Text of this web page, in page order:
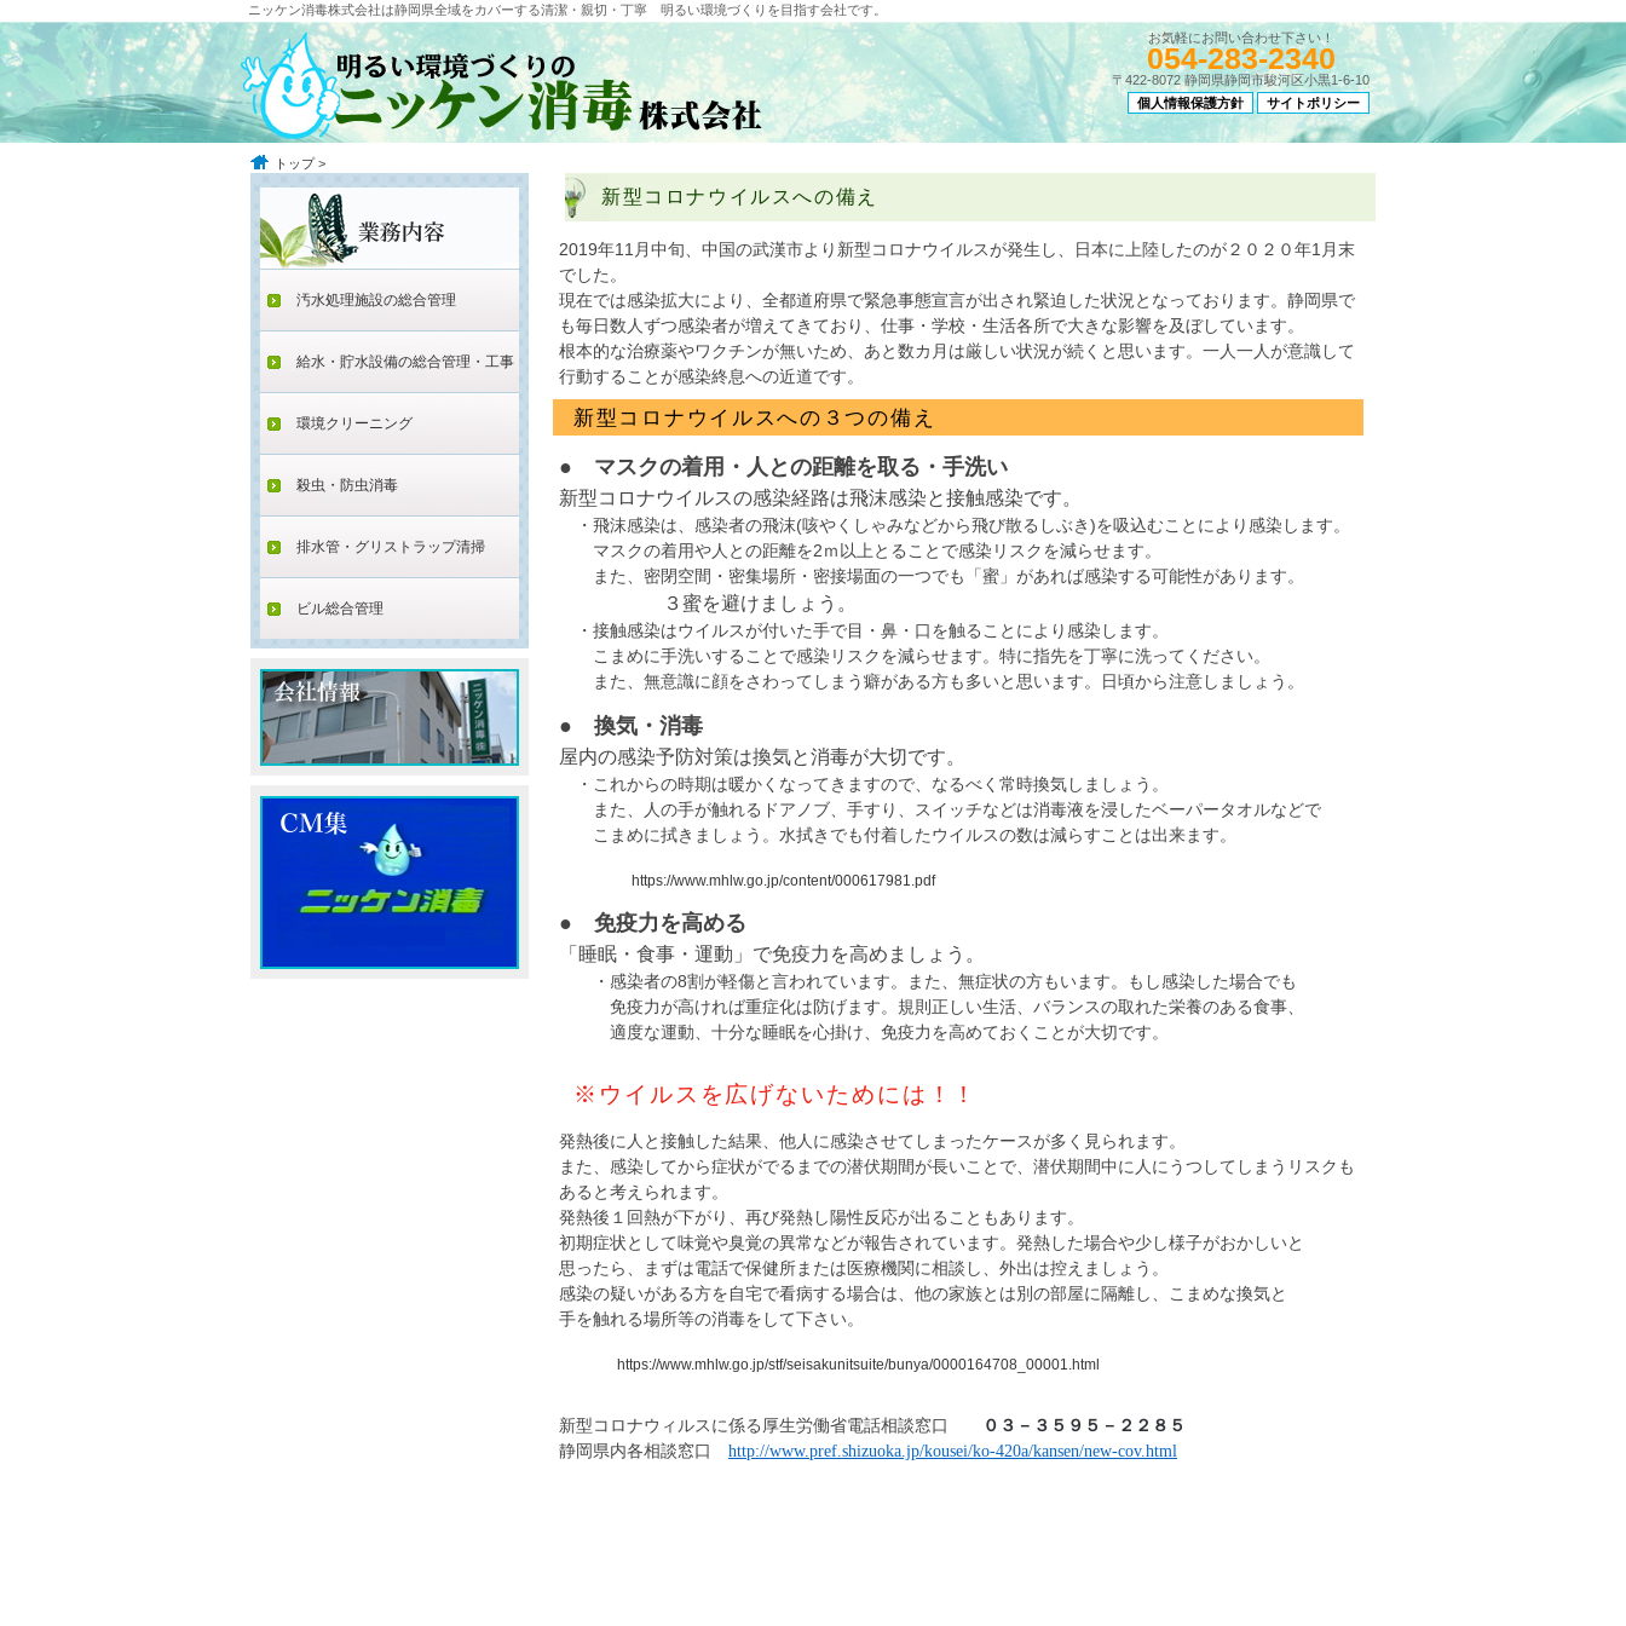
ニッケン消毒株式会社は静岡県全域をカバーする清潔・親切・丁寧 明るい環境づくりを目指す会社です。
お気軽にお問い合わせ下さい！
054-283-2340
〒422-8072 静岡県静岡市駿河区小黒1-6-10
サイトポリシー
個人情報保護方針
トップ>
新型コロナウイルスへの備え
2019年11月中旬、中国の武漢市より新型コロナウイルスが発生し、日本に上陸したのが２０２０年1月末
でした。
現在では感染拡大により、全都道府県で緊急事態宣言が出され緊迫した状況となっております。静岡県で
も毎日数人ずつ感染者が増えてきており、仕事・学校・生活各所で大きな影響を及ぼしています。
根本的な治療薬やワクチンが無いため、あと数カ月は厳しい状況が続くと思います。一人一人が意識して
行動することが感染終息への近道です。
新型コロナウイルスへの３つの備え
● マスクの着用・人との距離を取る・手洗い
新型コロナウイルスの感染経路は飛沫感染と接触感染です。
・飛沫感染は、感染者の飛沫(咳やくしゃみなどから飛び散るしぶき)を吸込むことにより感染します。
マスクの着用や人との距離を2ｍ以上とることで感染リスクを減らせます。
また、密閉空間・密集場所・密接場面の一つでも「蜜」があれば感染する可能性があります。
３蜜を避けましょう。
・接触感染はウイルスが付いた手で目・鼻・口を触ることにより感染します。
こまめに手洗いすることで感染リスクを減らせます。特に指先を丁寧に洗ってください。
また、無意識に顔をさわってしまう癖がある方も多いと思います。日頃から注意しましょう。
● 換気・消毒
屋内の感染予防対策は換気と消毒が大切です。
・これからの時期は暖かくなってきますので、なるべく常時換気しましょう。
また、人の手が触れるドアノブ、手すり、スイッチなどは消毒液を浸したベーパータオルなどで
こまめに拭きましょう。水拭きでも付着したウイルスの数は減らすことは出来ます。
https://www.mhlw.go.jp/content/000617981.pdf
● 免疫力を高める
「睡眠・食事・運動」で免疫力を高めましょう。
・感染者の8割が軽傷と言われています。また、無症状の方もいます。もし感染した場合でも
免疫力が高ければ重症化は防げます。規則正しい生活、バランスの取れた栄養のある食事、
適度な運動、十分な睡眠を心掛け、免疫力を高めておくことが大切です。
※ウイルスを広げないためには！！
発熱後に人と接触した結果、他人に感染させてしまったケースが多く見られます。
また、感染してから症状がでるまでの潜伏期間が長いことで、潜伏期間中に人にうつしてしまうリスクも
あると考えられます。
発熱後１回熱が下がり、再び発熱し陽性反応が出ることもあります。
初期症状として味覚や臭覚の異常などが報告されています。発熱した場合や少し様子がおかしいと
思ったら、まずは電話で保健所または医療機関に相談し、外出は控えましょう。
感染の疑いがある方を自宅で看病する場合は、他の家族とは別の部屋に隔離し、こまめな換気と
手を触れる場所等の消毒をして下さい。
https://www.mhlw.go.jp/stf/seisakunitsuite/bunya/0000164708_00001.html
新型コロナウィルスに係る厚生労働省電話相談窓口
０３－３５９５－２２８５
静岡県内各相談窓口 http://www.pref.shizuoka.jp/kousei/ko-420a/kansen/new-cov.html
汚水処理施設の総合管理
給水・貯水設備の総合管理・工事
環境クリーニング
殺虫・防虫消毒
排水管・グリストラップ清掃
ビル総合管理